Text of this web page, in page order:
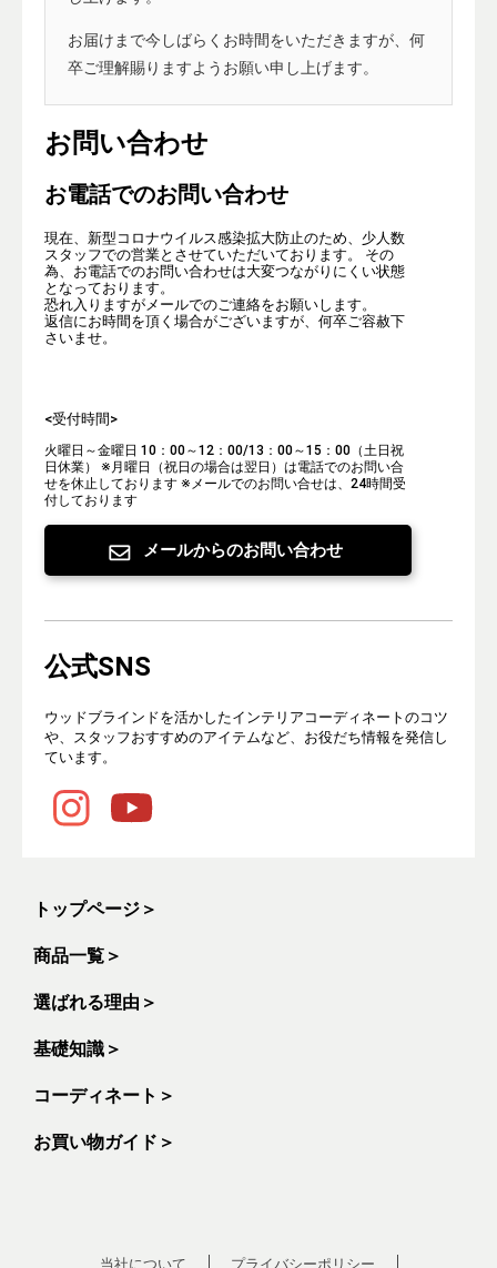
お届けまで今しばらくお時間をいただきますが、何
卒ご理解賜りますようお願い申し上げます。
お問い合わせ
お電話でのお問い合わせ
現在、新型コロナウイルス感染拡大防止のため、少人数
スタッフでの営業とさせていただいております。 その
為、お電話でのお問い合わせは大変つながりにくい状態
となっております。
恐れ入りますがメールでのご連絡をお願いします。
返信にお時間を頂く場合がございますが、何卒ご容赦下
さいませ。
<受付時間>
火曜日～金曜日 10：00～12：00/13：00～15：00（土日祝
日休業）
※月曜日（祝日の場合は翌日）は電話でのお問い合
せを休止しております ※メールでのお問い合せは、24時間受
付しております
メールからのお問い合わせ
公式SNS
ウッドブラインドを活かしたインテリアコーディネートのコツ
や、スタッフおすすめのアイテムなど、お役だち情報を発信し
ています。
トップページ ＞
商品一覧 ＞
選ばれる理由 ＞
基礎知識 ＞
コーディネート ＞
お買い物ガイド ＞
当社について プライバシーポリシー